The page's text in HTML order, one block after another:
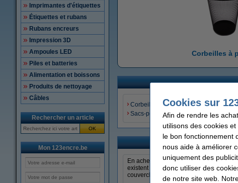
Imprimantes d'étiquettes
Étiquettes et rubans
Rubans encreurs
Impression 3D
Ampoules LED
Piles et batteries
Alimentation et boissons
Produits de nettoyage
Câbles
Rechercher un article
OK
Mon 123encre.be
Corbeilles à
Corbeilles à papier
Sacs-poubelle
En achetant une poubelle de bureau
existent aussi en différents volumes.
couvercle, vous jetez le papier tout
Cookies sur
Afin de rendre les
utilisons des cookies
le bon fonctionnement
nous aide à améliorer
uniquement des
donc utiliser des
de notre site web.